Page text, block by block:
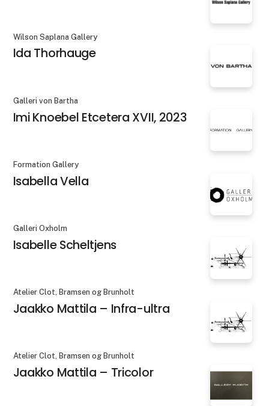
Wilson Saplana Gallery
Ida Thorhauge
Galleri von Bartha
Imi Knoebel Etcetera XVII, 2023
Formation Gallery
Isabella Vella
Galleri Oxholm
Isabelle Scheltjens
Atelier Clot, Bramsen og Brunholt
Jaakko Mattila – Infra-ultra
Atelier Clot, Bramsen og Brunholt
Jaakko Mattila – Tricolor